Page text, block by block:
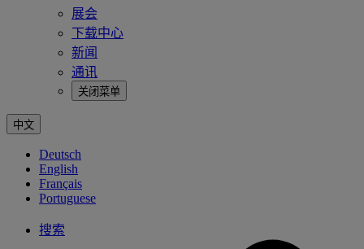
展会
下载中心
新闻
通讯
关闭菜单
中文
Deutsch
English
Français
Portuguese
搜索